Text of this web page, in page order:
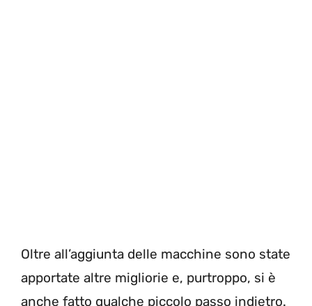
Oltre all’aggiunta delle macchine sono state
apportate altre migliorie e, purtroppo, si è
anche fatto qualche piccolo passo indietro.